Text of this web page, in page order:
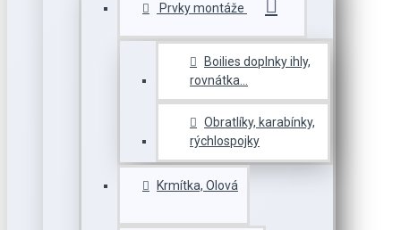
Prvky montáže
Boilies doplnky ihly,
rovnátka...
Obratlíky, karabínky,
rýchlospojky
Krmítka, Olová